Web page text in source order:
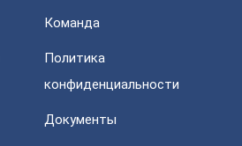
Команда
Политика
конфиденциальности
Документы